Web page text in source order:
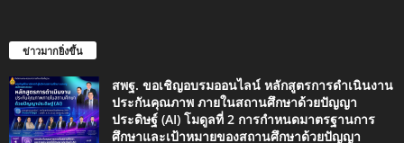
ข่าวมากยิ่งขึ้น
สพฐ. ขอเชิญอบรมออนไลน์ หลักสูตรการดำเนินงาน
ประกันคุณภาพ ภายในสถานศึกษาด้วยปัญญา
ประดิษฐ์ (AI) โมดูลที่ 2 การกำหนดมาตรฐานการ
ศึกษาและเป้าหมายของสถานศึกษาด้วยปัญญา